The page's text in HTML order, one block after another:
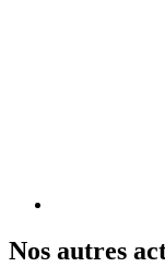
Nos autres